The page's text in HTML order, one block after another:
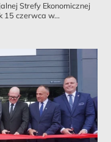
Strefy Ekonomicznej
15 czerwca w...